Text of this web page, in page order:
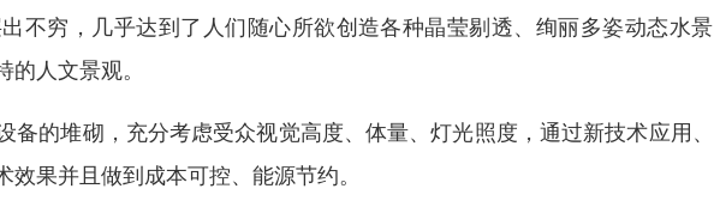
不穷，几乎达到了人们随心所欲创造各种晶莹剔透、绚丽多姿动态水
人文景观。
备的堆砌，充分考虑受众视觉高度、体量、灯光照度，通过新技术应用
果并且做到成本可控、能源节约。